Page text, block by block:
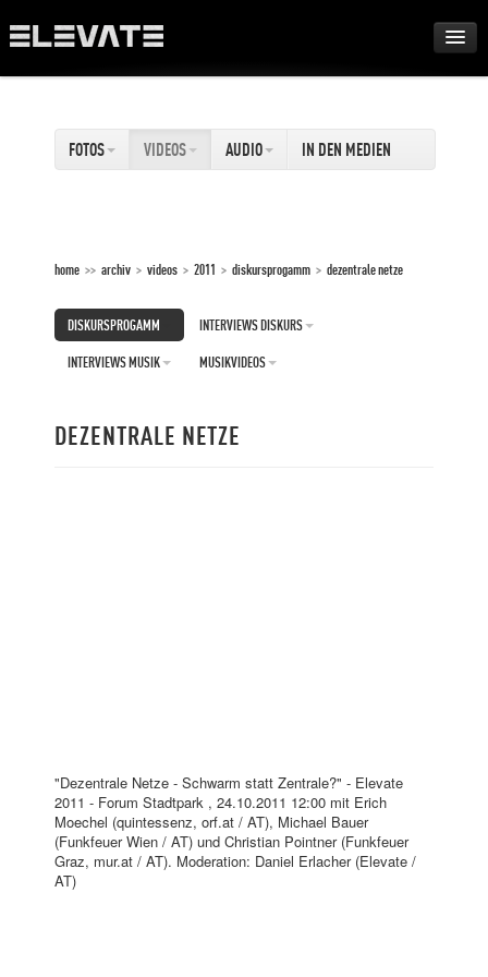
AWARDS
ABOUT
FOTOS VIDEOS AUDIO IN DEN MEDIEN
home >> archiv > videos > 2011 > diskursprogamm > dezentrale netze
DISKURSPROGAMM INTERVIEWS DISKURS
INTERVIEWS MUSIK MUSIKVIDEOS
DEZENTRALE NETZE
"Dezentrale Netze - Schwarm statt Zentrale?" - Elevate
2011 - Forum Stadtpark , 24.10.2011 12:00 mit Erich
Moechel (quintessenz, orf.at / AT), Michael Bauer
(Funkfeuer Wien / AT) und Christian Pointner (Funkfeuer
Graz, mur.at / AT). Moderation: Daniel Erlacher (Elevate /
AT)